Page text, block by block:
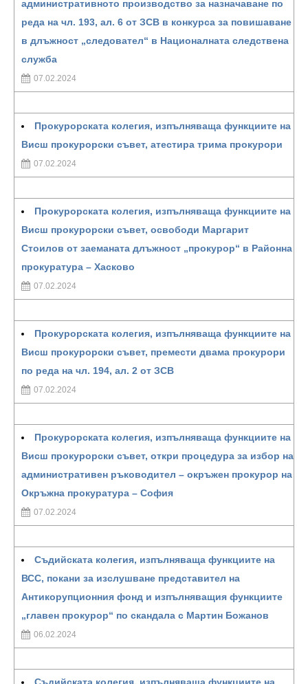
административното производство за назначаване по
реда на чл. 193, ал. 6 от ЗСВ в конкурса за повишаване
в длъжност „следовател“ в Националната следствена
служба
07.02.2024
Прокурорската колегия, изпълняваща функциите на
Висш прокурорски съвет, атестира трима прокурори
07.02.2024
Прокурорската колегия, изпълняваща функциите на
Висш прокурорски съвет, освободи Маргарит
Стоилов от заеманата длъжност „прокурор“ в Районна
прокуратура – Хасково
07.02.2024
Прокурорската колегия, изпълняваща функциите на
Висш прокурорски съвет, премести двама прокурори
по реда на чл. 194, ал. 2 от ЗСВ
07.02.2024
Прокурорската колегия, изпълняваща функциите на
Висш прокурорски съвет, откри процедура за избор на
административен ръководител – окръжен прокурор на
Окръжна прокуратура – София
07.02.2024
Съдийската колегия, изпълняваща функциите на
ВСС, покани за изслушване представител на
Антикорупционния фонд и изпълняващия функциите
„главен прокурор“ по скандала с Мартин Божанов
06.02.2024